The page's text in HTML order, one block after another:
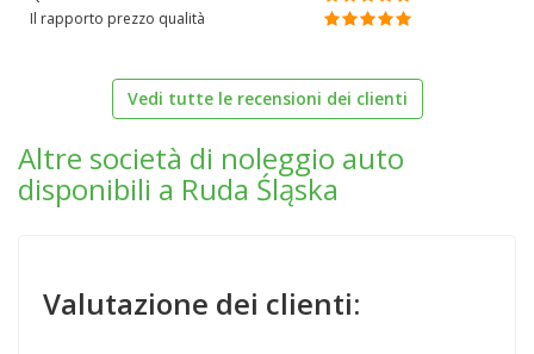
Il rapporto prezzo qualità
Vedi tutte le recensioni dei clienti
Altre società di noleggio auto
disponibili a Ruda Śląska
Valutazione dei clienti: